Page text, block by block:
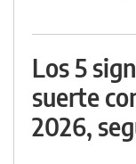
Los 5
suerte
2026,